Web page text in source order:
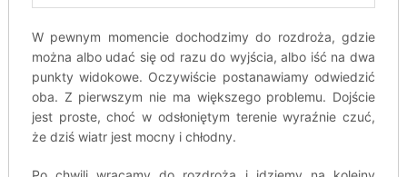
W pewnym momencie dochodzimy do rozdroża, gdzie
można albo udać się od razu do wyjścia, albo iść na dwa
punkty widokowe. Oczywiście postanawiamy odwiedzić
oba. Z pierwszym nie ma większego problemu. Dojście
jest proste, choć w odsłoniętym terenie wyraźnie czuć,
że dziś wiatr jest mocny i chłodny.